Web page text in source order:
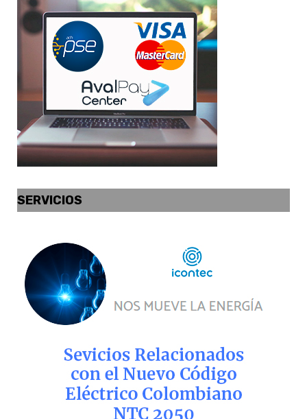
SERVICIOS